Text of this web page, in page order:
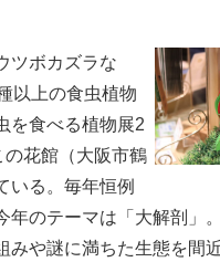
ツボカズラな
以上の食虫植物
を食べる植物展2
花館（大阪市鶴
いる。毎年恒例
年のテーマは「大解剖」
みや謎に満ちた生態を間